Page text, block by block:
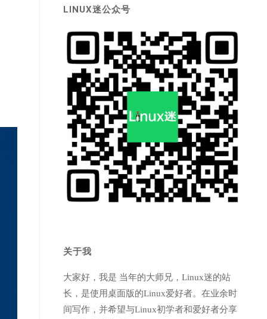
LINUX迷公众号
关于我
大家好，我是 当年的大师兄，Linux迷的站
长，是使用桌面版的Linux爱好者。在业余时
间写作，并希望与Linux初学者和爱好者分享